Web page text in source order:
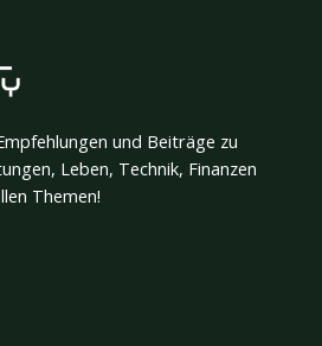
und Beiträge zu
Leben, Technik, Finanzen
Themen!